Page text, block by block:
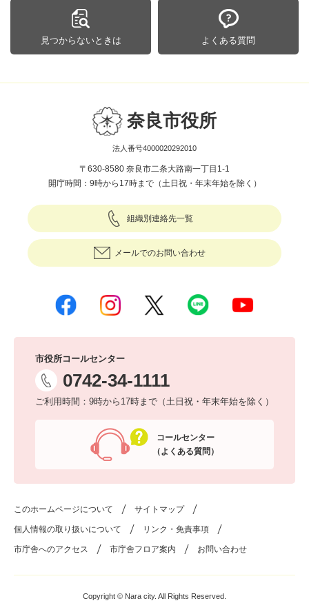
見つからないときは よくある質問
奈良市役所
法人番号4000020292010
〒630-8580 奈良市二条大路南一丁目1-1
開庁時間：9時から17時まで（土日祝・年末年始を除く）
組織別連絡先一覧
メールでのお問い合わせ
市役所コールセンター
0742-34-1111
ご利用時間：9時から17時まで（土日祝・年末年始を除く）
コールセンター
（よくある質問）
このホームページについて サイトマップ
個人情報の取り扱いについて リンク・免責事項
市庁舎へのアクセス 市庁舎フロア案内 お問い合わせ
Copyright © Nara city. All Rights Reserved.